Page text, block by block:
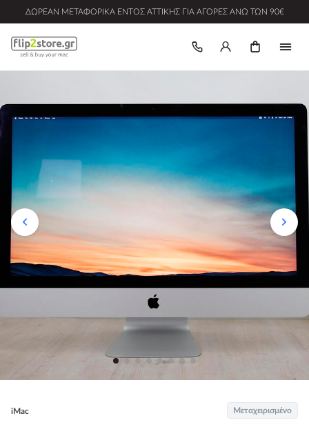
ΔΩΡΕΆΝ ΜΕΤΑΦΟΡΙΚΆ ΕΝΤΌΣ ΑΤΤΙΚΉΣ ΓΙΑ ΑΓΟΡΈΣ ΆΝΩ ΤΩΝ 90€
iMac Μεταχειρισμένο